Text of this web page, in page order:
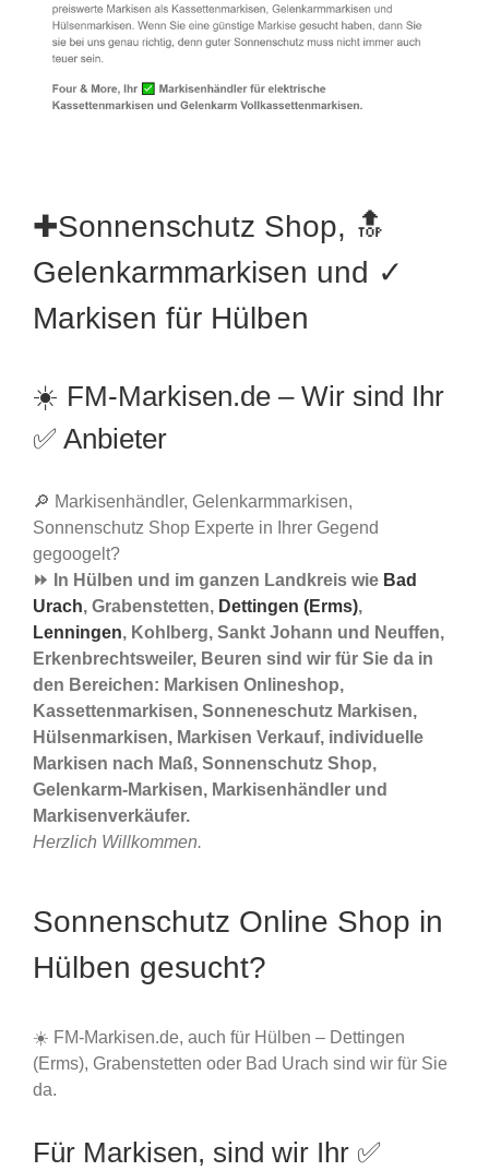
✚Sonnenschutz Shop, 🔝
Gelenkarmmarkisen und ✓
Markisen für Hülben
☀️ FM-Markisen.de – Wir sind Ihr
✅ Anbieter
🔎 Markisenhändler, Gelenkarmmarkisen,
Sonnenschutz Shop Experte in Ihrer Gegend
gegoogelt?
⏩ In Hülben und im ganzen Landkreis wie Bad
Urach, Grabenstetten, Dettingen (Erms),
Lenningen, Kohlberg, Sankt Johann und Neuffen,
Erkenbrechtsweiler, Beuren sind wir für Sie da in
den Bereichen: Markisen Onlineshop,
Kassettenmarkisen, Sonneneschutz Markisen,
Hülsenmarkisen, Markisen Verkauf, individuelle
Markisen nach Maß, Sonnenschutz Shop,
Gelenkarm-Markisen, Markisenhändler und
Markisenverkäufer.
Herzlich Willkommen.
Sonnenschutz Online Shop in
Hülben gesucht?
☀️ FM-Markisen.de, auch für Hülben – Dettingen
(Erms), Grabenstetten oder Bad Urach sind wir für Sie
da.
Für Markisen, sind wir Ihr ✅